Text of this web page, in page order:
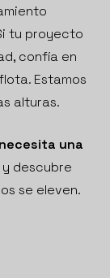
tu proyecto
confía en
Estamos
alturas.
una
y descubre
se eleven.